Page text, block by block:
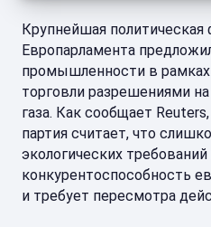
Крупнейшая политическая
Европарламента
промышленности в
торговли разрешениями
газа. Как сообщает
партия считает, что
экологических
конкурентоспособность
и требует пересмотра